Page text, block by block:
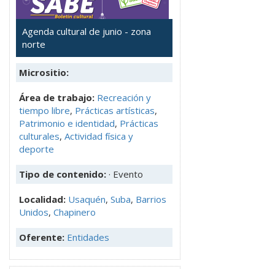
Agenda cultural de junio - zona
norte
Micrositio:
Área de trabajo: Recreación y
tiempo libre, Prácticas artísticas,
Patrimonio e identidad, Prácticas
culturales, Actividad física y
deporte
Tipo de contenido: · Evento
Localidad: Usaquén, Suba, Barrios
Unidos, Chapinero
Oferente: Entidades